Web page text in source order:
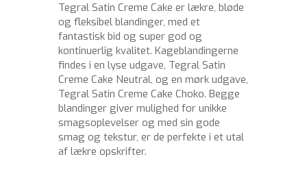
Tegral Satin Creme Cake er lækre, bløde
og fleksibel blandinger, med et
fantastisk bid og super god og
kontinuerlig kvalitet. Kageblandingerne
findes i en lyse udgave, Tegral Satin
Creme Cake Neutral, og en mørk udgave,
Tegral Satin Creme Cake Choko. Begge
blandinger giver mulighed for unikke
smagsoplevelser og med sin gode
smag og tekstur, er de perfekte i et utal
af lækre opskrifter.